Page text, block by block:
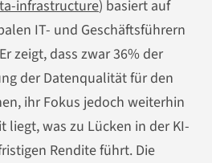
infrastructure) basiert auf
IT- und Geschäftsführern
zeigt, dass zwar 36% der
der Datenqualität für den
ihr Fokus jedoch weiterhin
liegt, was zu Lücken in der KI-
Rendite führt. Die